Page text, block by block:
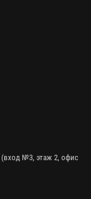
(вход №3, этаж 2, офис